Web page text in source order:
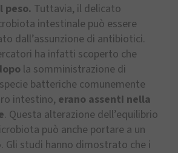
peso. Tuttavia, il delicato
intestinale può essere
dall’assunzione di antibiotici.
ha infatti scoperto che
la somministrazione di
batteriche comunemente
intestino, erano assenti nella
. Questa alterazione dell’equilibrio
può anche portare a un
Gli studi hanno dimostrato che i